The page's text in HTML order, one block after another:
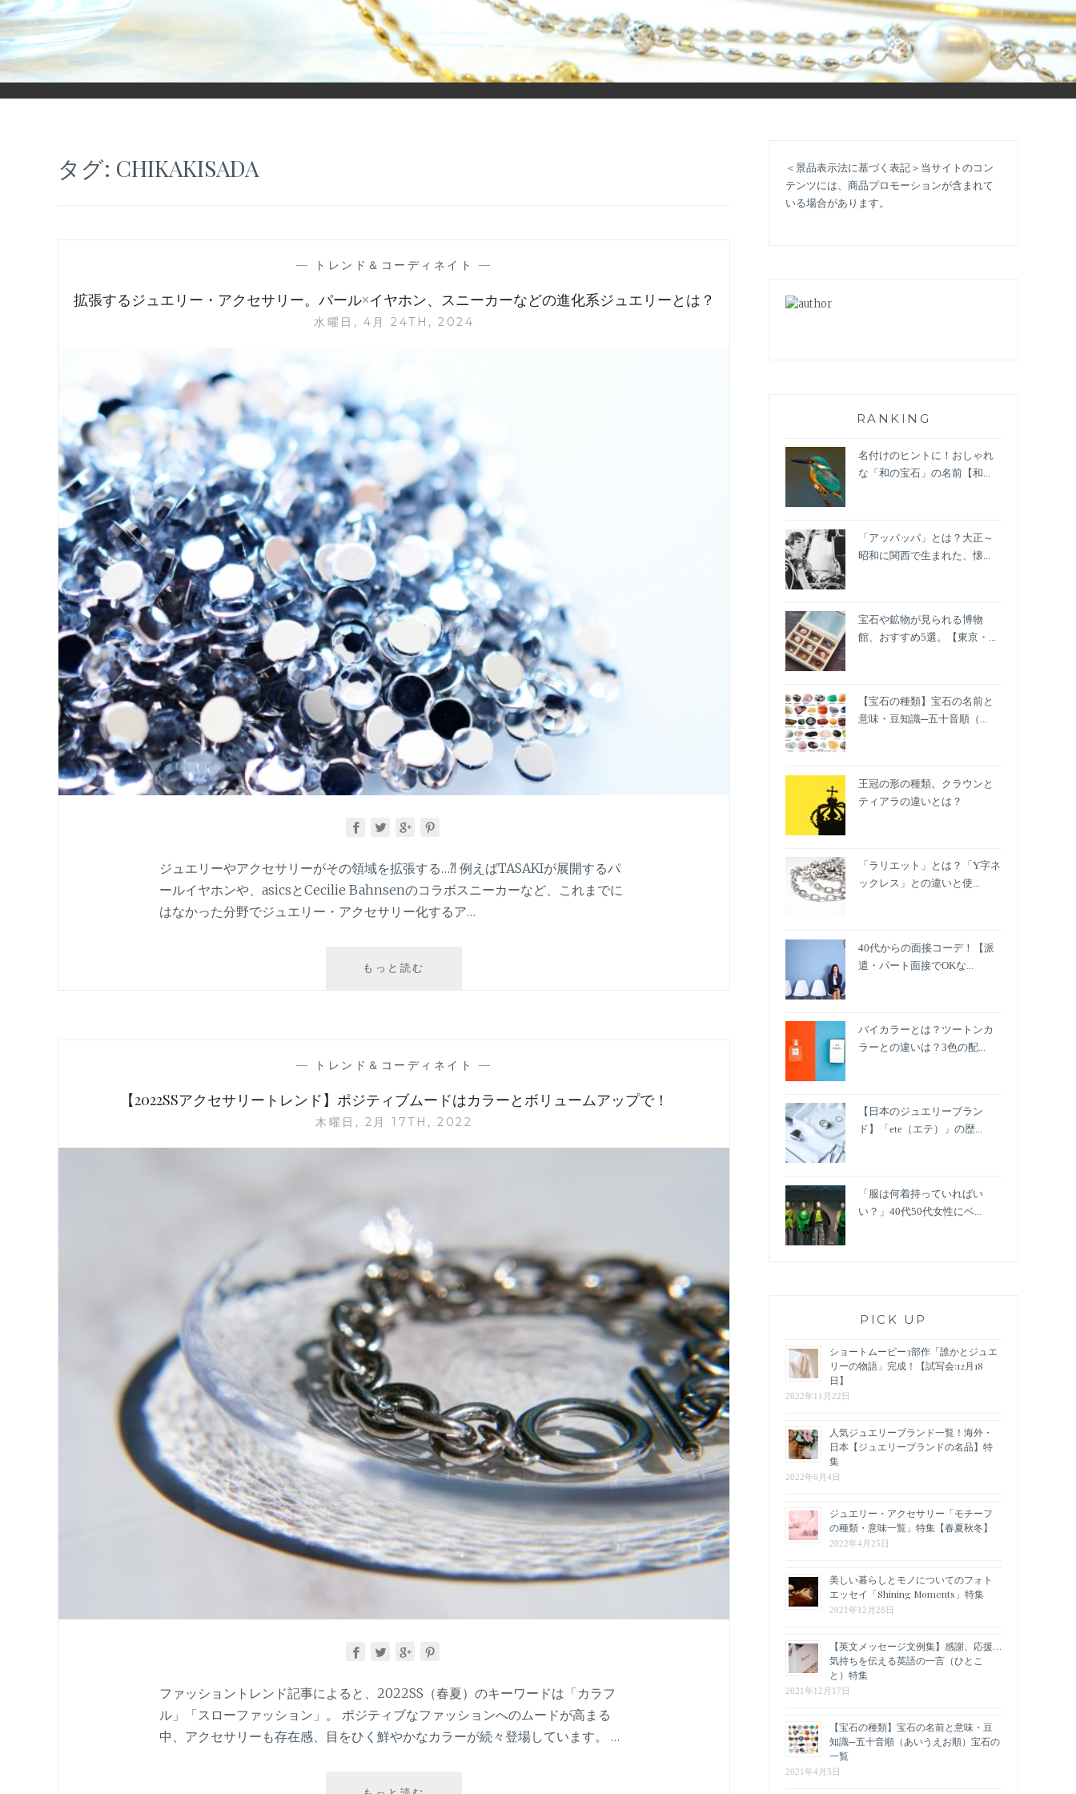
「ヒカリモノガタリ」は、ジュエリー・アクセサリーを愛し、コーディネイトを楽しむ大人世代のためのWEBメディアです。 お役立ち情報やコラムで大人のおしゃれを応援します。
タグ: CHIKAKISADA
— トレンド＆コーディネイト —
拡張するジュエリー・アクセサリー。パール×イヤホン、スニーカーなどの進化系ジュエリーとは？
水曜日, 4月 24TH, 2024
ジュエリーやアクセサリーがその領域を拡張する…⁈ 例えばTASAKIが展開するパ
ールイヤホンや、asicsとCecilie Bahnsenのコラボスニーカーなど、これまでに
はなかった分野でジュエリー・アクセサリー化するア…
もっと読む
エ
ー・
ア
ー
ル
×
イ
ヤ
ニ
ー
カ
ー
な
ど
の
進
化
系
ジ
ュ
リ
と
— トレンド＆コーディネイト —
【2022SSアクセサリートレンド】ポジティブムードはカラーとボリュームアップで！
木曜日, 2月 17TH, 2022
ファッショントレンド記事によると、2022SS（春夏）のキーワードは「カラフ
ル」「スローファッション」。 ポジティブなファッションへのムードが高まる
中、アクセサリーも存在感、目をひく鮮やかなカラーが続々登場しています。 …
＜景品表示法に基づく表記＞当サイトのコン
テンツには、商品プロモーションが含まれて
いる場合があります。
RANKING
名付けのヒントに！おしゃれ
な「和の宝石」の名前【和...
「アッパッパ」とは？大正～
昭和に関西で生まれた、懐...
宝石や鉱物が見られる博物
館、おすすめ5選。【東京・...
【宝石の種類】宝石の名前と
意味・豆知識─五十音順（...
王冠の形の種類。クラウンと
ティアラの違いとは？
「ラリエット」とは？「Y字ネ
ックレス」との違いと使...
40代からの面接コーデ！【派
遣・パート面接でOKな...
バイカラーとは？ツートンカ
ラーとの違いは？3色の配...
【日本のジュエリーブラン
ド】「ete（エテ）」の歴...
「服は何着持っていればい
い？」40代50代女性にベ...
PICK UP
ショートムービー3部作「誰かとジュエ
リーの物語」完成！【試写会:12月18
日】
2022年11月22日
人気ジュエリーブランド一覧！海外・
日本【ジュエリーブランドの名品】特
集
2022年6月4日
ジュエリー・アクセサリー「モチーフ
の種類・意味一覧」特集【春夏秋冬】
2022年4月25日
美しい暮らしとモノについてのフォト
エッセイ「Shining Moments」特集
2021年12月28日
【英文メッセージ文例集】感謝、応援…
気持ちを伝える英語の一言（ひとこ
と）特集
2021年12月17日
【宝石の種類】宝石の名前と意味・豆
知識─五十音順（あいうえお順）宝石の
一覧
2021年4月5日